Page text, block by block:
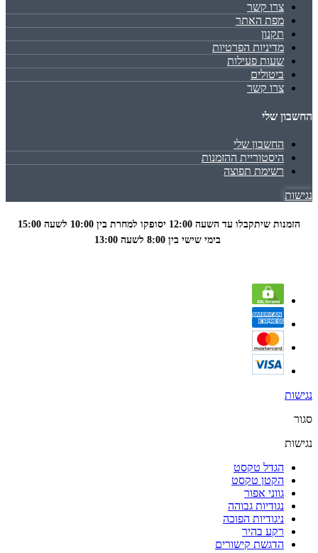
צרו קשר
מפת האתר
תקנון
מדיניות הפרטיות
שעות פעילות
ביטולים
צרו קשר
החשבון שלי
החשבון שלי
היסטוריית ההזמנות
רשימת תפוצה
נגישות
הזמנות שיתקבלו עד השעה 12:00 יסופקו למחרת בין 10:00 לשעה
15:00
נגישות
סגור
נגישות
הגדל טקסט
הקטן טקסט
גווני אפור
נגודיות גבוהה
ניגודיות הפוכה
רקע בהיר
הדגשת קישורים